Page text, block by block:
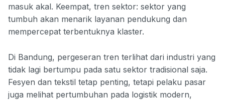
masuk akal. Keempat, tren sektor: sektor yang
tumbuh akan menarik layanan pendukung dan
mempercepat terbentuknya klaster.
Di Bandung, pergeseran tren terlihat dari industri yang
tidak lagi bertumpu pada satu sektor tradisional saja.
Fesyen dan tekstil tetap penting, tetapi pelaku pasar
juga melihat pertumbuhan pada logistik modern,